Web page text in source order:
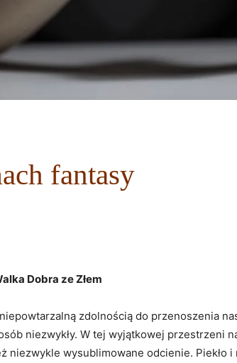
fantasy
Dobra ze Złem
zdolnością do przenoszenia
niezwykły. W tej wyjątkowej przestrzeni
wysublimowane odcienie. Piekło